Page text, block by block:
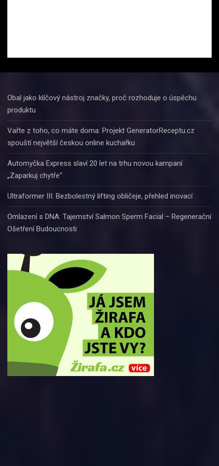
Obal jako klíčový nástroj značky, proč rozhoduje o úspěchu
produktu
Vařte z toho, co máte doma: Projekt GeneratorReceptu.cz
spouští největší českou online kuchařku
Automyčka Express slaví 20 let na trhu novou kampaní
„Zaparkuj chytře“
Ultraformer III: Bezbolestný lifting obličeje, přehled inovací
Omlazení s DNA: Tajemství Salmon Sperm Facial – Regenerační
Ošetření Budoucnosti